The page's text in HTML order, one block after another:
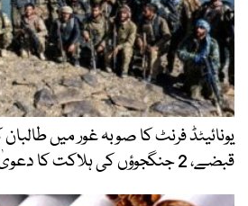
یونائیٹڈ فرنٹ کا صوبہ غور میں
قبضے، 2 جنگجوؤں کی ہلاکت کا دعویٰ